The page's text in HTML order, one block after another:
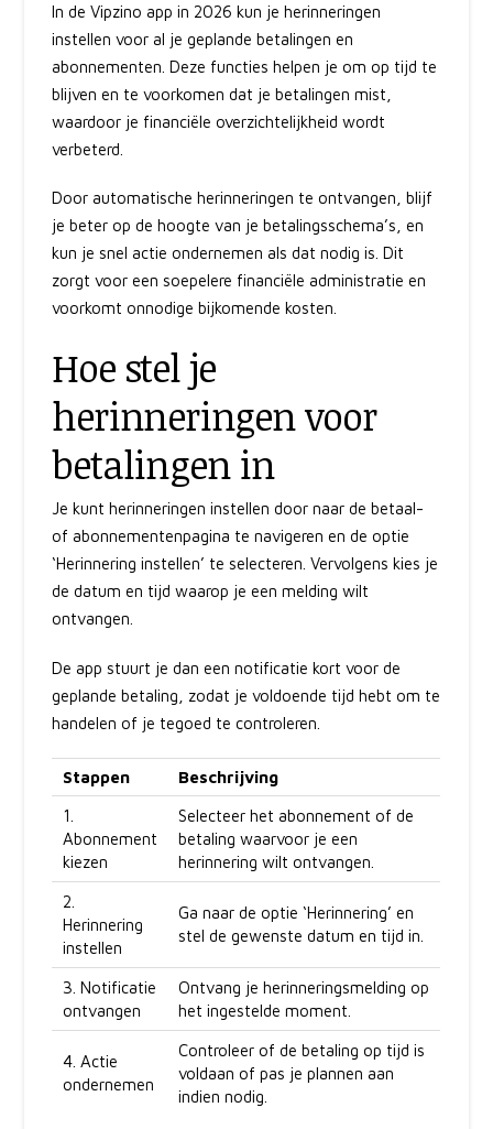
In de Vipzino app in 2026 kun je herinneringen
instellen voor al je geplande betalingen en
abonnementen. Deze functies helpen je om op tijd te
blijven en te voorkomen dat je betalingen mist,
waardoor je financiële overzichtelijkheid wordt
verbeterd.
Door automatische herinneringen te ontvangen, blijf
je beter op de hoogte van je betalingsschema’s, en
kun je snel actie ondernemen als dat nodig is. Dit
zorgt voor een soepelere financiële administratie en
voorkomt onnodige bijkomende kosten.
Hoe stel je
herinneringen voor
betalingen in
Je kunt herinneringen instellen door naar de betaal-
of abonnementenpagina te navigeren en de optie
‘Herinnering instellen’ te selecteren. Vervolgens kies je
de datum en tijd waarop je een melding wilt
ontvangen.
De app stuurt je dan een notificatie kort voor de
geplande betaling, zodat je voldoende tijd hebt om te
handelen of je tegoed te controleren.
Stappen Beschrijving
1.
Abonnement
kiezen
Selecteer het abonnement of de
betaling waarvoor je een
herinnering wilt ontvangen.
2.
Herinnering
instellen
Ga naar de optie ‘Herinnering’ en
stel de gewenste datum en tijd in.
3. Notificatie
ontvangen
Ontvang je herinneringsmelding op
het ingestelde moment.
4. Actie
ondernemen
Controleer of de betaling op tijd is
voldaan of pas je plannen aan
indien nodig.